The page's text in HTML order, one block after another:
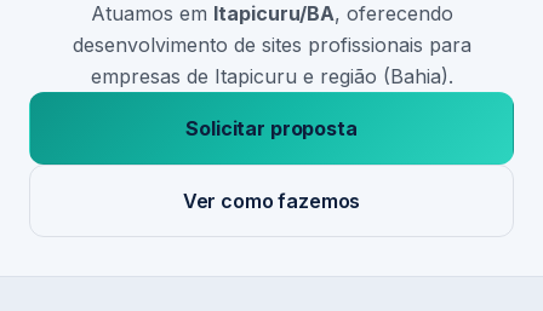
Atuamos em Itapicuru/BA, oferecendo
desenvolvimento de sites profissionais para
empresas de Itapicuru e região (Bahia).
Solicitar proposta
Ver como fazemos